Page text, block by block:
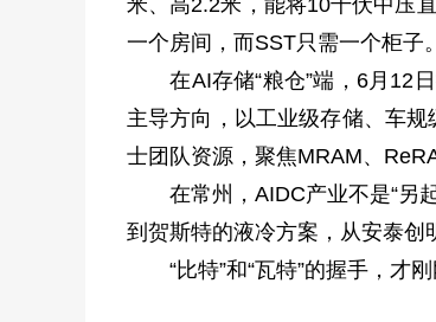
米、高2.2米，能将10千伏中压
一个房间，而SST只需一个柜子
在AI存储“粮仓”端，6月12日
主导方向，以工业级存储、车
士团队资源，聚焦MRAM、
在常州，AIDC产业不是“另起
到贺斯特的液冷方案，从安泰
“比特”和“瓦特”的握手，才刚